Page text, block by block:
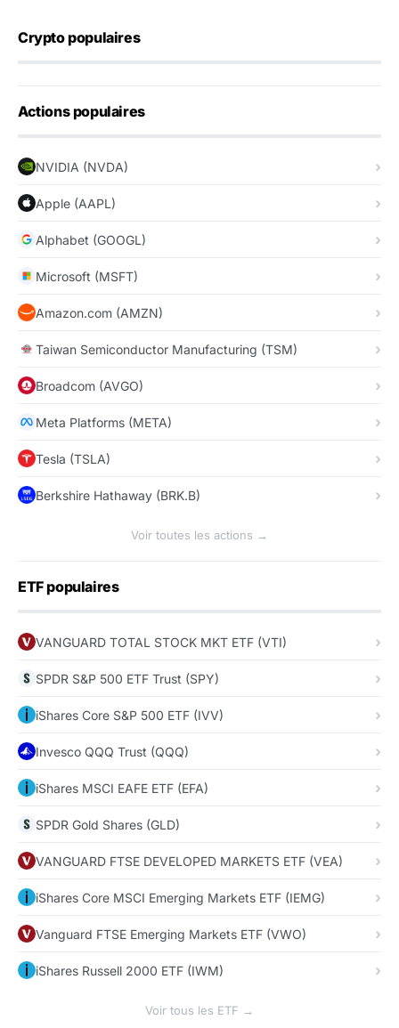
Crypto populaires
Actions populaires
NVIDIA (NVDA)
Apple (AAPL)
Alphabet (GOOGL)
Microsoft (MSFT)
Amazon.com (AMZN)
Taiwan Semiconductor Manufacturing (TSM)
Broadcom (AVGO)
Meta Platforms (META)
Tesla (TSLA)
Berkshire Hathaway (BRK.B)
Voir toutes les actions →
ETF populaires
VANGUARD TOTAL STOCK MKT ETF (VTI)
SPDR S&P 500 ETF Trust (SPY)
iShares Core S&P 500 ETF (IVV)
Invesco QQQ Trust (QQQ)
iShares MSCI EAFE ETF (EFA)
SPDR Gold Shares (GLD)
VANGUARD FTSE DEVELOPED MARKETS ETF (VEA)
iShares Core MSCI Emerging Markets ETF (IEMG)
Vanguard FTSE Emerging Markets ETF (VWO)
iShares Russell 2000 ETF (IWM)
Voir tous les ETF →